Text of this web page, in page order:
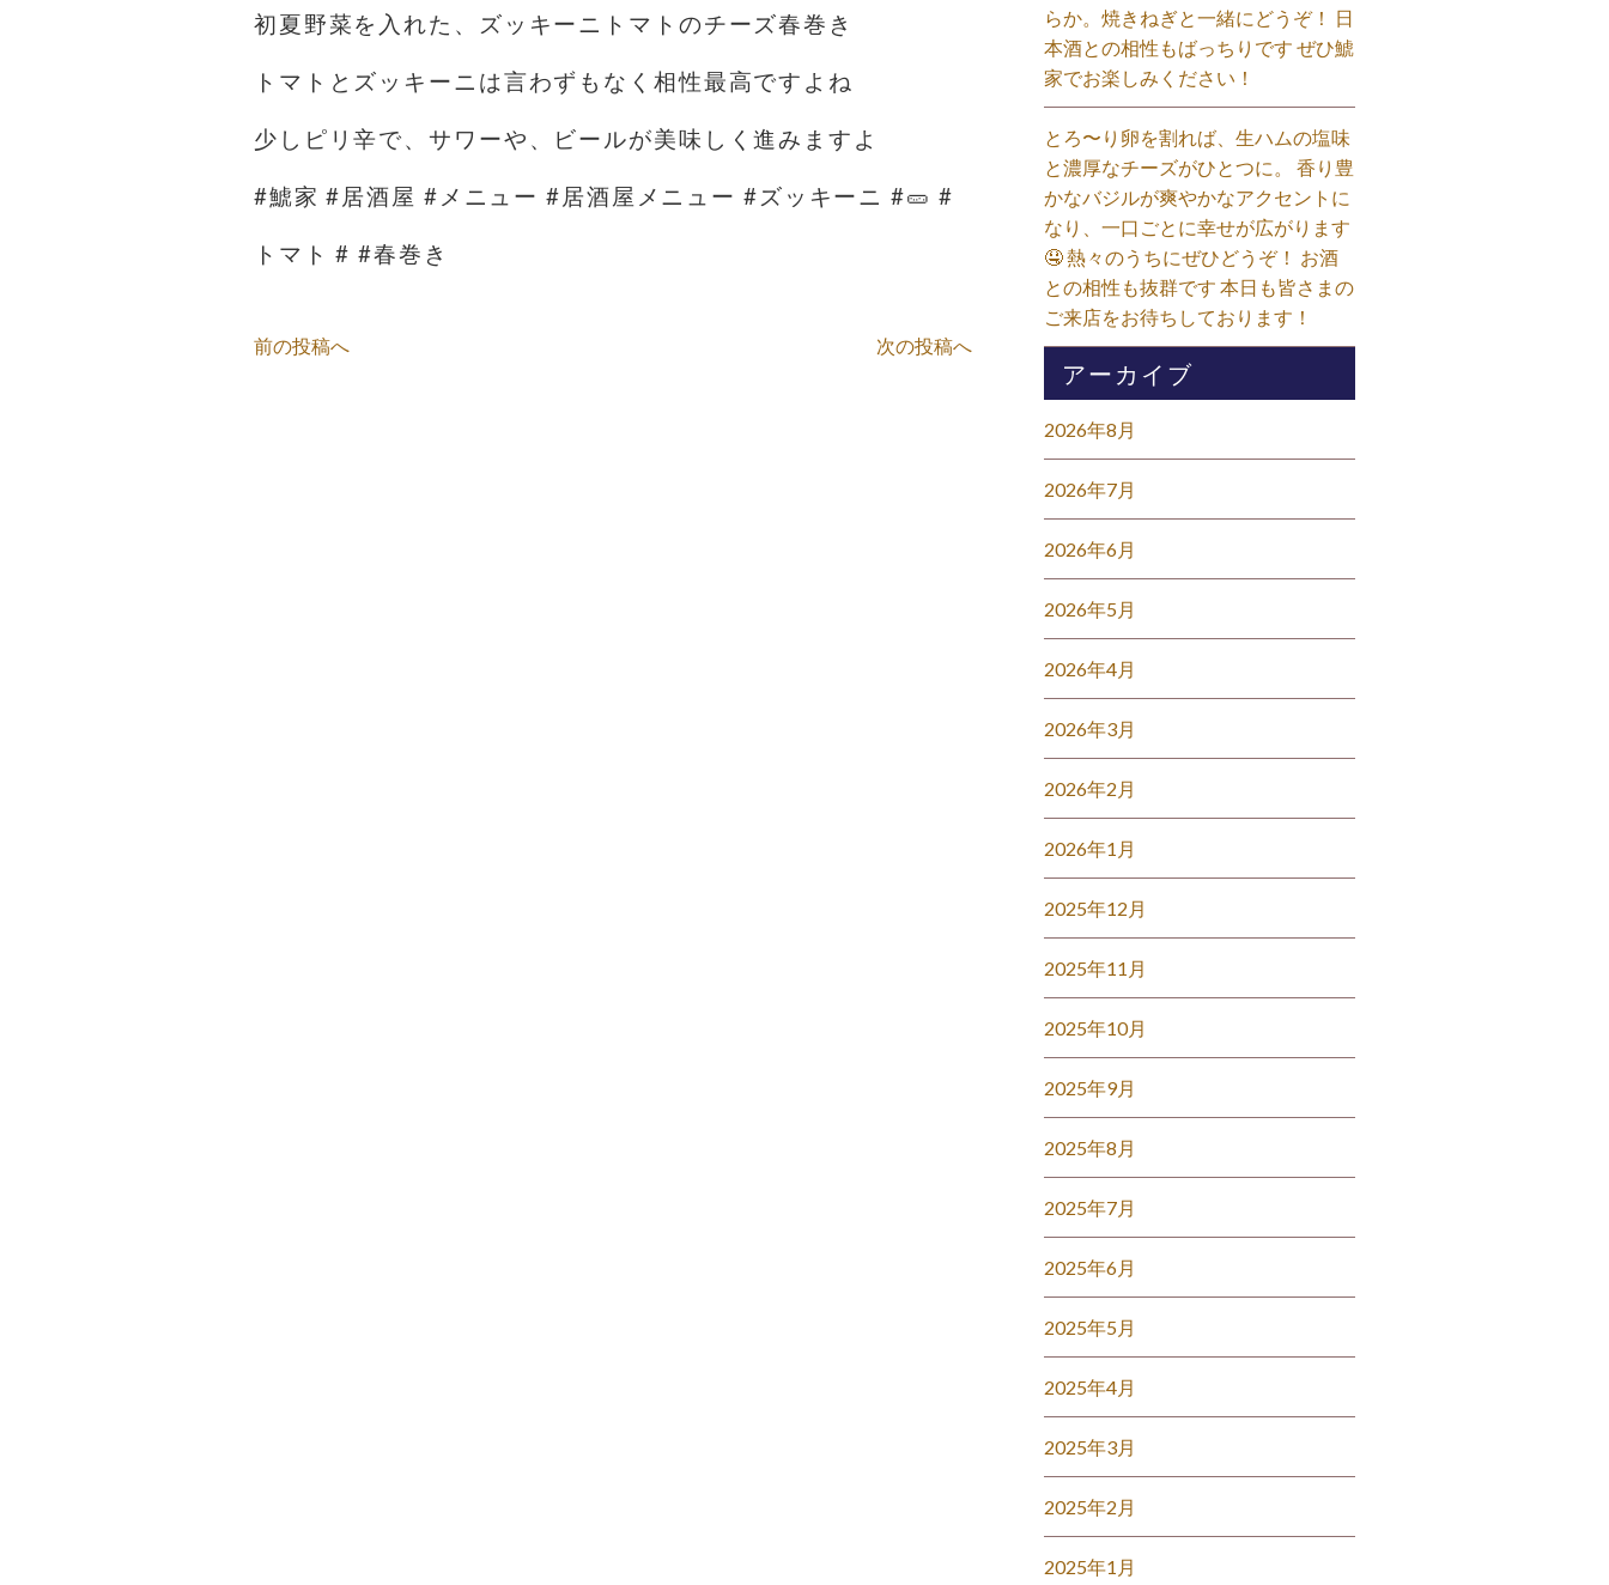
初夏野菜を入れた、ズッキーニトマトのチーズ春巻き
トマトとズッキーニは言わずもなく相性最高ですよね
少しピリ辛で、サワーや、ビールが美味しく進みますよ
#鯱家 #居酒屋 #メニュー #居酒屋メニュー #ズッキーニ #🥒 #
トマト # #春巻き
前の投稿へ 次の投稿へ
らか。焼きねぎと一緒にどうぞ！ 日
本酒との相性もばっちりです ぜひ鯱
家でお楽しみください！⁡
とろ〜り卵を割れば、生ハムの塩味
と濃厚なチーズがひとつに。 香り豊
かなバジルが爽やかなアクセントに
なり、一口ごとに幸せが広がります
🤤 熱々のうちにぜひどうぞ！ お酒
との相性も抜群です 本日も皆さまの
ご来店をお待ちしております！⁡
アーカイブ
2026年8月
2026年7月
2026年6月
2026年5月
2026年4月
2026年3月
2026年2月
2026年1月
2025年12月
2025年11月
2025年10月
2025年9月
2025年8月
2025年7月
2025年6月
2025年5月
2025年4月
2025年3月
2025年2月
2025年1月